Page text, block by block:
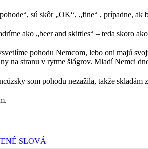
sú skôr „OK“, „fine“ , prípadne,
ako „beer and skittles“ – teda skoro
pohodu Nemcom, lebo oni majú
na stranu v rytme šlágrov. Mladí Nemci
som pohodu nezažila, takže
SLOVÁ